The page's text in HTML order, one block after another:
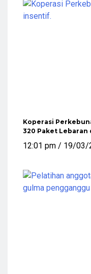
Koperasi
320 Paket Lebaran
12:01 pm 19/03/